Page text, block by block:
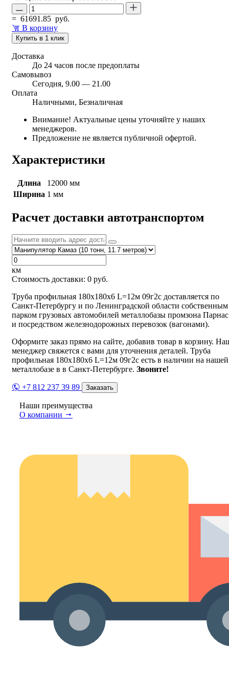
= 61691.85 руб.
В корзину
Купить в 1 клик
Доставка
До 24 часов после предоплаты
Самовывоз
Сегодня, 9.00 — 21.00
Оплата
Наличными, Безналичная
Внимание! Актуальные цены уточняйте у наших
менеджеров.
Предложение не является публичной офертой.
Характеристики
Длина
12000 мм
Ширина 1 мм
Расчет доставки автотранспортом
км
Стоимость доставки: 0 руб.
Труба профильная 180х180х6 L=12м 09г2с доставляется по
Санкт-Петербургу и по Ленинградской области собственным
парком грузовых автомобилей металлобазы промзона Парнас
и посредством железнодорожных перевозок (вагонами).
Оформите заказ прямо на сайте, добавив товар в корзину.
менеджер свяжется с вами для уточнения деталей. Труба
профильная 180х180х6 L=12м 09г2с есть в наличии на нашей
металлобазе в в Санкт-Петербурге. Звоните!
+7 812 237 39 89 Заказать
Наши преимущества
О компании